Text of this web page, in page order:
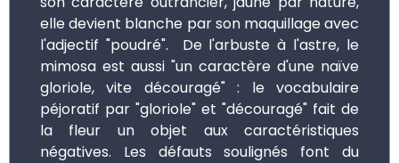
elle devient blanche par son maquillage avec
l'adjectif "poudré". De l'arbuste à l'astre, le
mimosa est aussi "un caractère d'une naïve
gloriole, vite découragé" : le vocabulaire
péjoratif par "gloriole" et "découragé" fait de
la fleur un objet aux caractéristiques
négatives. Les défauts soulignés font du